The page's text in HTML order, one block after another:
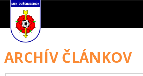
ARCHÍV ČLÁNKOV